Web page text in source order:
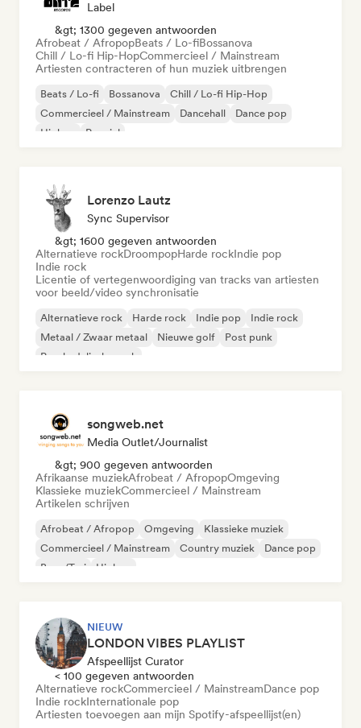
Label
&gt; 1300 gegeven antwoorden
Afrobeat / AfropopBeats / Lo-fiBossanova
Chill / Lo-fi Hip-HopCommercieel / Mainstream
Artiesten contracteren of hun muziek uitbrengen
Beats / Lo-fi Bossanova
Chill / Lo-fi Hip-Hop
Commercieel / Mainstream
Dancehall
Dance pop
Hiphop
Popziel
Lorenzo Lautz
Sync Supervisor
&gt; 1600 gegeven antwoorden
Alternatieve rockDroompopHarde rockIndie pop
Indie rock
Licentie of vertegenwoordiging van tracks van artiesten
voor beeld/video synchronisatie
Alternatieve rock Harde rock Indie pop
Indie rock
Metaal / Zwaar metaal
Nieuwe golf
Post punk
Psychedelische rock
songweb.net
Media Outlet/Journalist
&gt; 900 gegeven antwoorden
Afrikaanse muziekAfrobeat / AfropopOmgeving
Klassieke muziekCommercieel / Mainstream
Artikelen schrijven
Afrobeat / Afropop Omgeving
Klassieke muziek
Commercieel / Mainstream
Country muziek
Dance pop
Boor/Trui
Hiphop
NIEUW
LONDON VIBES PLAYLIST
Afspeellijst Curator
< 100 gegeven antwoorden
Alternatieve rockCommercieel / MainstreamDance pop
Indie rockInternationale pop
Artiesten toevoegen aan mijn Spotify-afspeellijst(en)